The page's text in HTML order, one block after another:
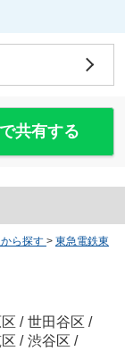
共有する
ら探す > 東急電鉄東
/ 世田谷区 /
/ 渋谷区 /